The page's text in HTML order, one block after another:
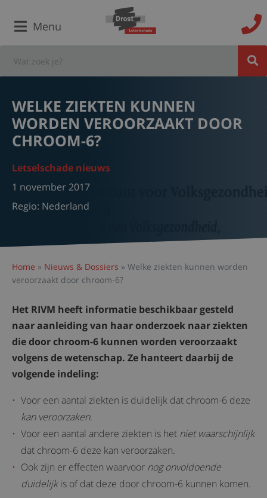
Menu
WELKE ZIEKTEN KUNNEN
WORDEN VEROORZAAKT DOOR
CHROOM-6?
Letselschade nieuws
1 november 2017
Regio: Nederland
Home » Nieuws & Dossiers » Welke ziekten kunnen worden
veroorzaakt door chroom-6?
Het RIVM heeft informatie beschikbaar gesteld
naar aanleiding van haar onderzoek naar ziekten
die door chroom-6 kunnen worden veroorzaakt
volgens de wetenschap. Ze hanteert daarbij de
volgende indeling:
Voor een aantal ziekten is duidelijk dat chroom-6 deze
kan veroorzaken.
Voor een aantal andere ziekten is het niet waarschijnlijk
dat chroom-6 deze kan veroorzaken.
Ook zijn er effecten waarvoor nog onvoldoende
duidelijkis of dat deze door chroom-6 kunnen komen.